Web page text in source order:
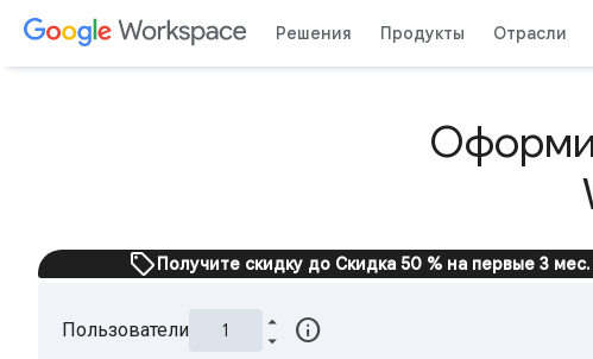
Решения Продукты Отрасли
sellПолучите скидку до Скидка 50 % на первые 3
Пользователи info